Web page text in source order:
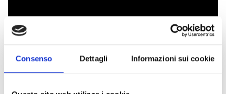
Consenso Dettagli Informazioni sui cookie